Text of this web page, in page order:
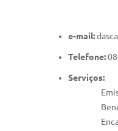
e-mail:
Telefone:
Serviços:
Emissão